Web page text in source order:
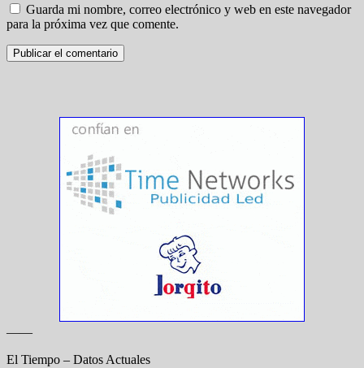
Guarda mi nombre, correo electrónico y web en este navegador
para la próxima vez que comente.
——
El Tiempo – Datos Actuales